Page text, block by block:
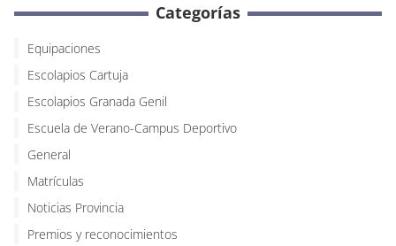
Categorías
Equipaciones
Escolapios Cartuja
Escolapios Granada Genil
Escuela de Verano-Campus Deportivo
General
Matrículas
Noticias Provincia
Premios y reconocimientos